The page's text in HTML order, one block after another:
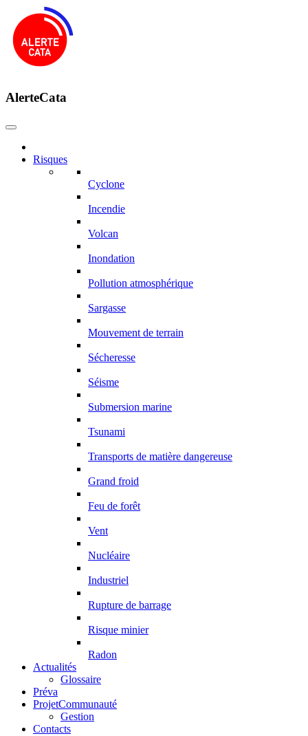
AlerteCata
Risques
Cyclone
Incendie
Volcan
Inondation
Pollution atmosphérique
Sargasse
Mouvement de terrain
Sécheresse
Séisme
Submersion marine
Tsunami
Transports de matière dangereuse
Grand froid
Feu de forêt
Vent
Nucléaire
Industriel
Rupture de barrage
Risque minier
Radon
Actualités
Glossaire
Préva
ProjetCommunauté
Gestion
Contacts